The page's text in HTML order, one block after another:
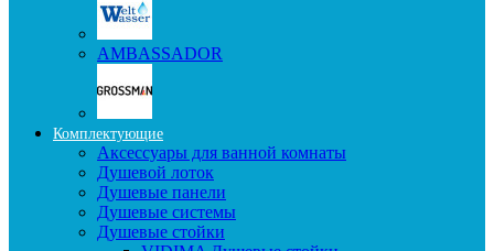
AMBASSADOR
Комплектующие
Аксессуары для ванной комнаты
Душевой лоток
Душевые панели
Душевые системы
Душевые стойки